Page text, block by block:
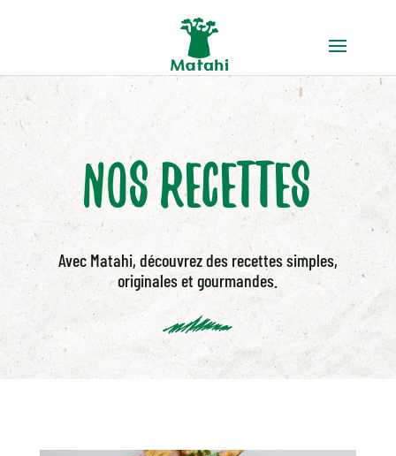
Nos recettes
Avec Matahi, découvrez des recettes simples,
originales et gourmandes.